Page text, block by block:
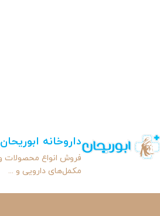
داروخانه ابوریحان
مکمل‌های دارویی و ...